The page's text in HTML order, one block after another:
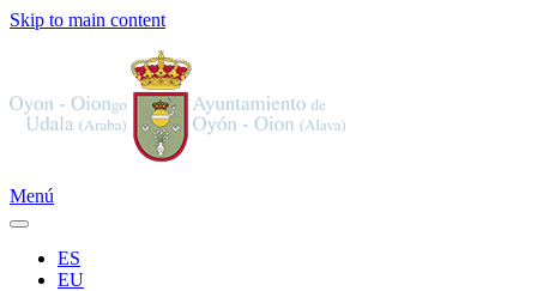
Skip to main content
Menú
ES
EU